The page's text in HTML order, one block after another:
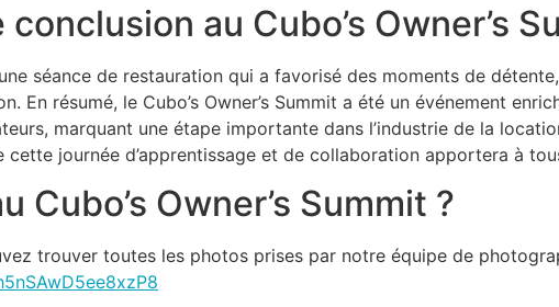
au Cubo’s Owner’s
une séance de restauration qui a favorisé des moments de
En résumé, le Cubo’s Owner’s Summit a été un événement
marquant une étape importante dans l’industrie de la
journée d’apprentissage et de collaboration apportera à
Cubo’s Owner’s Summit ?
trouver toutes les photos prises par notre équipe de